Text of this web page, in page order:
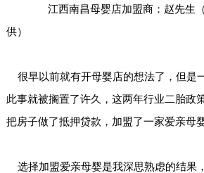
江西南昌母婴店加盟商：赵先生
供）
很早以前就有开母婴店的想法了，但是
此事就被搁置了许久，这两年行业二胎政
把房子做了抵押贷款，加盟了一家爱亲母
选择加盟爱亲母婴是我深思熟虑的结果